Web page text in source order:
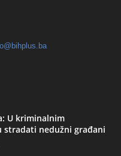
U kriminalnim
stradati nedužni građani